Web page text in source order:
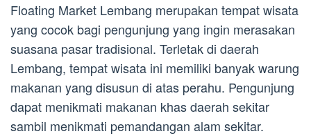
Floating Market Lembang merupakan tempat wisata
yang cocok bagi pengunjung yang ingin merasakan
suasana pasar tradisional. Terletak di daerah
Lembang, tempat wisata ini memiliki banyak warung
makanan yang disusun di atas perahu. Pengunjung
dapat menikmati makanan khas daerah sekitar
sambil menikmati pemandangan alam sekitar.